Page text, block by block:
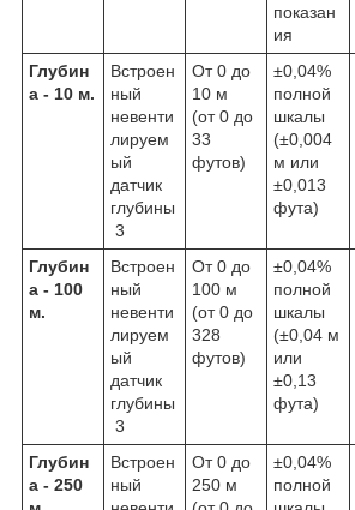
показан
ия
Глубин
а - 10 м.
Встроен
ный
невенти
лируем
ый
датчик
глубины
3
От 0 до
10 м
(от 0 до
33
футов)
±0,04%
полной
шкалы
(±0,004
м или
±0,013
фута)
Глубин
а - 100
м.
Встроен
ный
невенти
лируем
ый
датчик
глубины
3
От 0 до
100 м
(от 0 до
328
футов)
±0,04%
полной
шкалы
(±0,04 м
или
±0,13
фута)
Глубин
а - 250
Встроен
ный
От 0 до
250 м
±0,04%
полной